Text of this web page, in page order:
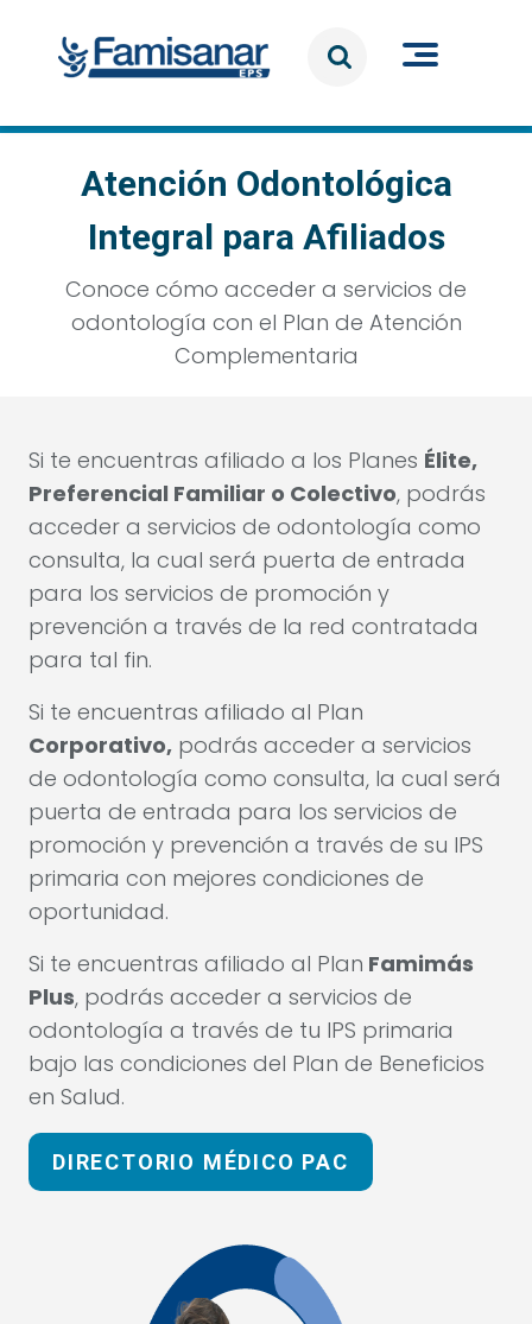
Atención Odontológica
Integral para Afiliados
Conoce cómo acceder a servicios de
odontología con el Plan de Atención
Complementaria
Si te encuentras afiliado a los Planes Élite,
Preferencial Familiar o Colectivo, podrás
acceder a servicios de odontología como
consulta, la cual será puerta de entrada
para los servicios de promoción y
prevención a través de la red contratada
para tal fin.
Si te encuentras afiliado al Plan
Corporativo, podrás acceder a servicios
de odontología como consulta, la cual será
puerta de entrada para los servicios de
promoción y prevención a través de su IPS
primaria con mejores condiciones de
oportunidad.
Si te encuentras afiliado al Plan Famimás
Plus, podrás acceder a servicios de
odontología a través de tu IPS primaria
bajo las condiciones del Plan de Beneficios
en Salud.
DIRECTORIO MÉDICO PAC